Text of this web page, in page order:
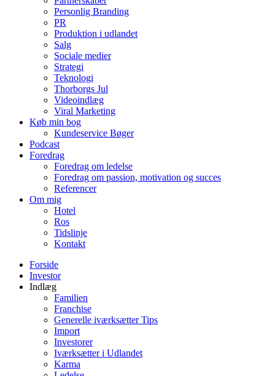
Personlig Branding
PR
Produktion i udlandet
Salg
Sociale medier
Strategi
Teknologi
Thorborgs Jul
Videoindlæg
Viral Marketing
Køb min bog
Kundeservice Bøger
Podcast
Foredrag
Foredrag om ledelse
Foredrag om passion, motivation og succes
Referencer
Om mig
Hotel
Ros
Tidslinje
Kontakt
Forside
Investor
Indlæg
Familien
Franchise
Generelle iværksætter Tips
Import
Investorer
Iværksætter i Udlandet
Karma